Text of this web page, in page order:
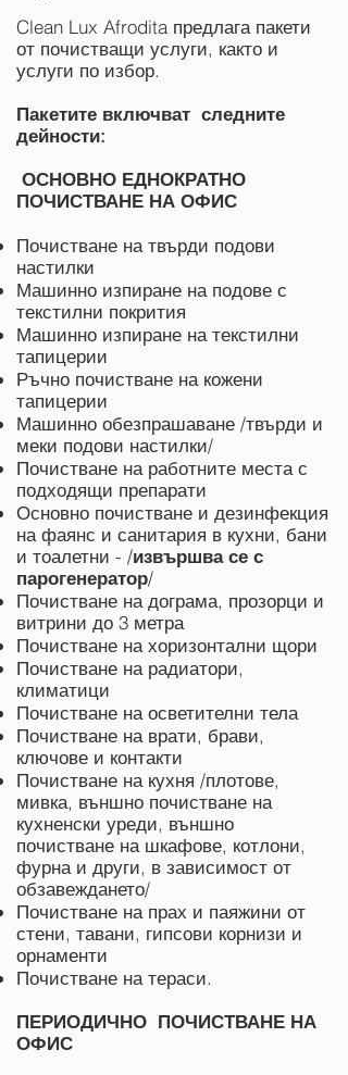
Clean Lux Afrodita предлага пакети
от почистващи услуги, както и
услуги по избор.
Пакетите включват следните
дейности:
ОСНОВНО ЕДНОКРАТНО
ПОЧИСТВАНЕ НА ОФИС
Почистване на твърди подови
настилки
Машинно изпиране на подове с
текстилни покрития
Машинно изпиране на текстилни
тапицерии
Ръчно почистване на кожени
тапицерии
Машинно обезпрашаване /твърди и
меки подови настилки/
Почистване на работните места с
подходящи препарати
Основно почистване и дезинфекция
на фаянс и санитария в кухни, бани
и тоалетни - /извършва се с
парогенератор/
Почистване на дограма, прозорци и
витрини до 3 метра
Почистване на хоризонтални щори
Почистване на радиатори,
климатици
Почистване на осветителни тела
Почистване на врати, брави,
ключове и контакти
Почистване на кухня /плотове,
мивка, външно почистване на
кухненски уреди, външно
почистване на шкафове, котлони,
фурна и други, в зависимост от
обзавеждането/
Почистване на прах и паяжини от
стени, тавани, гипсови корнизи и
орнаменти
Почистване на тераси.
ПЕРИОДИЧНО ПОЧИСТВАНЕ НА
ОФИС